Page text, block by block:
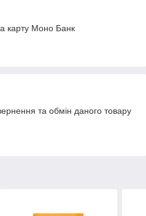
карту Моно Банк
та обмін даного товару